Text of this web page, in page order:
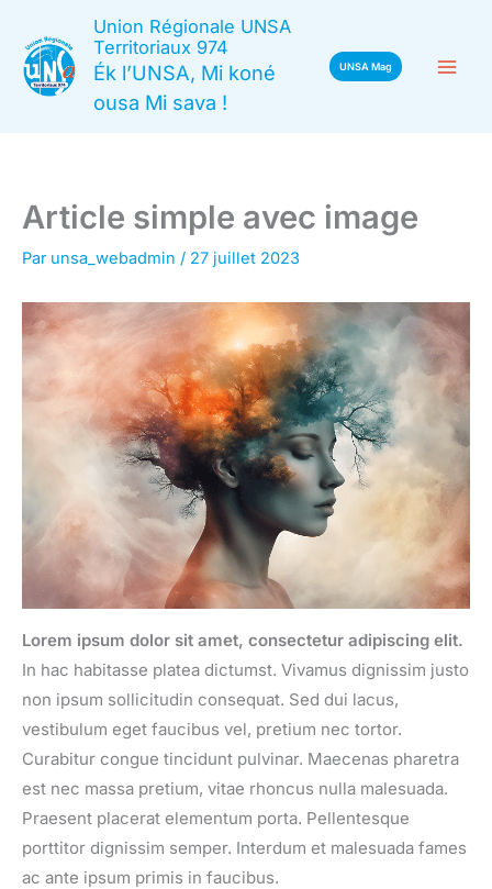
contenu
Union Régionale UNSA
Territoriaux 974
Ék l’UNSA, Mi koné
ousa Mi sava !
UNSA Mag
Article simple avec image
Par unsa_webadmin / 27 juillet 2023
Lorem ipsum dolor sit amet, consectetur adipiscing elit.
In hac habitasse platea dictumst. Vivamus dignissim justo
non ipsum sollicitudin consequat. Sed dui lacus,
vestibulum eget faucibus vel, pretium nec tortor.
Curabitur congue tincidunt pulvinar. Maecenas pharetra
est nec massa pretium, vitae rhoncus nulla malesuada.
Praesent placerat elementum porta. Pellentesque
porttitor dignissim semper. Interdum et malesuada fames
ac ante ipsum primis in faucibus.